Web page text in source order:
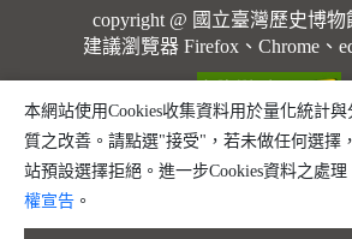
copyright @ 國立臺灣歷史博
建議瀏覽器 Firefox、Chrome、
本網站使用Cookies收集資料用於量化統計
質之改善。請點選"接受"，若未做任何選擇
站預設選擇拒絕。進一步Cookies資料之處
權宣告 。